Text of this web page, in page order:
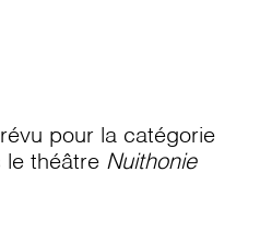
pour la catégorie
théâtre Nuithonie